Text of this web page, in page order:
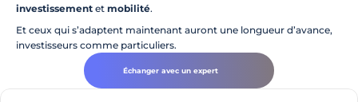
investissement et mobilité.
Et ceux qui s’adaptent maintenant auront une longueur d’avance,
investisseurs comme particuliers.
Échanger avec un expert